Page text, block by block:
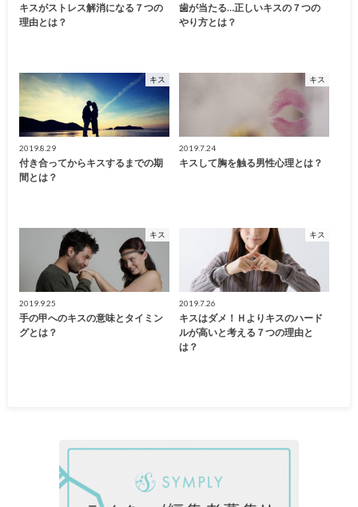
キスがストレス解消になる７つの
理由とは？
歯が当たる…正しいキスの７つの
やり方とは？
キス
2019.8.29
付き合ってからキスするまでの期
間とは？
キス
2019.7.24
キスして胸を触る男性心理とは？
キス
2019.9.25
手の甲へのキスの意味とタイミン
グとは？
キス
2019.7.26
キスはダメ！Ｈよりキスのハード
ルが高いと考える７つの理由と
は？